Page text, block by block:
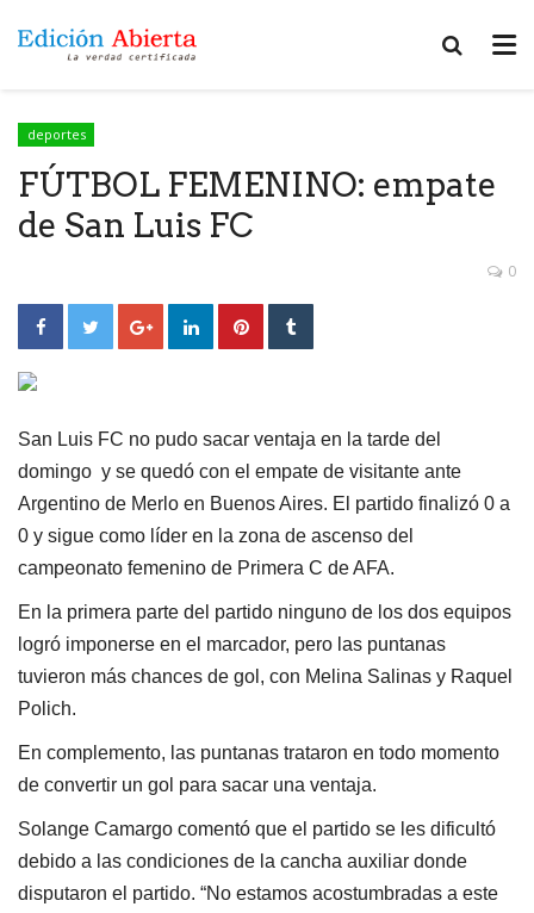
deportes
FÚTBOL FEMENINO: empate
de San Luis FC
0
San Luis FC no pudo sacar ventaja en la tarde del
domingo y se quedó con el empate de visitante ante
Argentino de Merlo en Buenos Aires. El partido finalizó 0 a
0 y sigue como líder en la zona de ascenso del
campeonato femenino de Primera C de AFA.
En la primera parte del partido ninguno de los dos equipos
logró imponerse en el marcador, pero las puntanas
tuvieron más chances de gol, con Melina Salinas y Raquel
Polich.
En complemento, las puntanas trataron en todo momento
de convertir un gol para sacar una ventaja.
Solange Camargo comentó que el partido se les dificultó
debido a las condiciones de la cancha auxiliar donde
disputaron el partido. “No estamos acostumbradas a este